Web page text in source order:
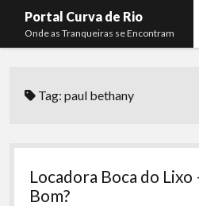
Portal Curva de Rio
Onde as Tranqueiras se Encontram
menu
Curva de Rio
Komos
Membros
Lucas Oliveira
Tag:paul bethany
Locadora Boca do
Bom?